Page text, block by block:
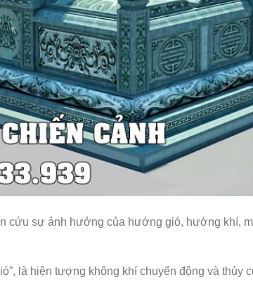
cứu sự ảnh hưởng của hướng gió, hướng khí,
là hiện tượng không khí chuyển động và thủy